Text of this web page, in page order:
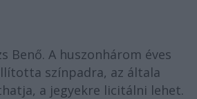
Benő. A huszonhárom éves
színpadra, az általa
a jegyekre licitálni lehet.